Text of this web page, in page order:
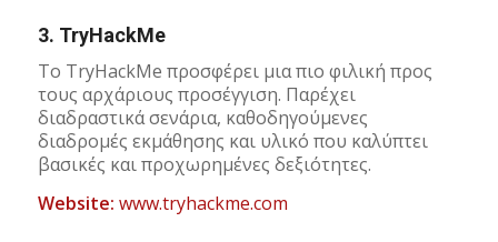
3. TryHackMe
Το TryHackMe προσφέρει μια πιο φιλική προς
τους αρχάριους προσέγγιση. Παρέχει
διαδραστικά σενάρια, καθοδηγούμενες
διαδρομές εκμάθησης και υλικό που καλύπτει
βασικές και προχωρημένες δεξιότητες.
Website: www.tryhackme.com